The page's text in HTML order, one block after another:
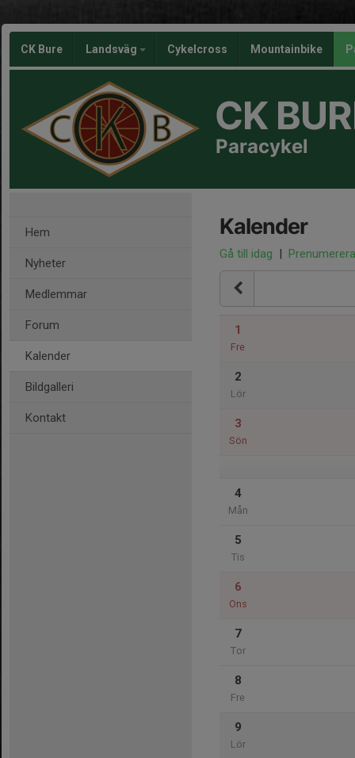
CK Bure Landsväg Cykelcross Mountainbike
CK
Paracykel
Hem
Nyheter
Medlemmar
Forum
Kalender
Bildgalleri
Kontakt
Kalender
Gå till idag | Prenumerera
1
Fre
2
Lör
3
Sön
4
Mån
5
Tis
6
Ons
7
Tor
8
Fre
9
Lör